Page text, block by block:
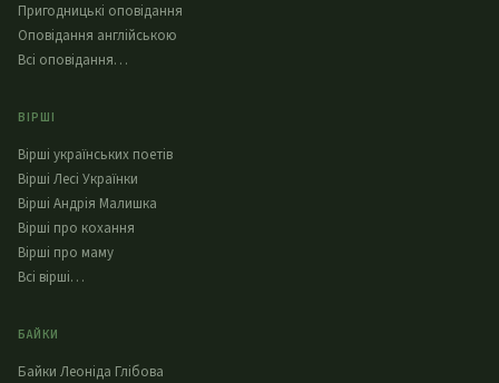
Пригодницькі оповідання
Оповідання англійською
Всі оповідання…
ВІРШІ
Вірші українських поетів
Вірші Лесі Українки
Вірші Андрія Малишка
Вірші про кохання
Вірші про маму
Всі вірші…
БАЙКИ
Байки Леоніда Глібова